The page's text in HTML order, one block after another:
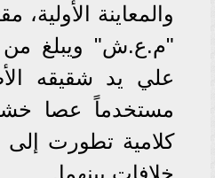
والمعاينة
علي يد شقيقه
مستخدماً عصا
كلامية تطورت
خلافات بينهما.